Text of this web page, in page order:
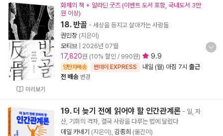
미리보기
화제의 책 + 알라딘 굿즈 (이벤트 도서 포함, 국내도서 3만
원 이상)
18. 반골 - 세상을 등지고 살아가는 사람들
권민창 (지은이)
모티브
2026년 07월
17,820원 (10% 할인 / 990원) 9.9
양탄자배송 썬데이 EXPRESS 내일 (월) 아침 7시 출근
전 배송 변경
19. 더 늦기 전에 읽어야 할 인간관계론 - 일, 자
산, 기회의 격차, 결국 사람을 다루는 법에 달렸다
데일 카네기 (지은이), 김종희 (옮긴이)